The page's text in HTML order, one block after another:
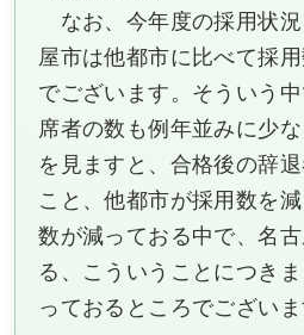
なお、今年度の採用状
屋市は他都市に比べて採
でございます。そういう
席者の数も例年並みに少
を見ますと、合格後の辞
こと、他都市が採用数を
数が減っておる中で、名
る、こういうことにつき
っておるところでございま